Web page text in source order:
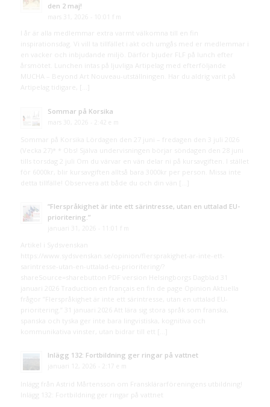
den 2 maj!
mars 31, 2026 - 10:01 f m
I år är alla medlemmar extra varmt välkomna till en fin
inspirationsdag. Vi vill ta tillfället i akt och umgås med er medlemmar i
en vacker och inbjudande miljö. Därför bjuder FLF på lunch efter
årsmötet. Lunchen intas på ljuvliga Artipelag med efterföljande
MUCHA – Beyond Art Nouveau-utställningen. Har du aldrig varit på
Artipelag tidigare, […]
Sommar på Korsika
mars 30, 2026 - 2:42 e m
Sommar på Korsika Lördagen den 27 juni – fredagen den 3 juli 2026
(Vecka 27)* * Obs! Själva undervisningen börjar söndagen den 28 juni
tills torsdag 2 juli Om du värvar en vän delar ni på kursavgiften. I stället
för 6000kr, blir kursavgiften alltså bara 3000kr per person. Missa inte
detta tillfälle! Observera att både du och din vän […]
”Flerspråkighet är inte ett särintresse, utan en uttalad EU-
prioritering.”
januari 31, 2026 - 11:01 f m
Artikel i Sydsvenskan
https://www.sydsvenskan.se/opinion/flersprakighet-ar-inte-ett-
sarintresse-utan-en-uttalad-eu-prioritering/?
shareSource=sharebutton PDF version Helsingborgs Dagblad 31
januari 2026 Traduction en français en fin de page Opinion Aktuella
frågor ”Flerspråkighet är inte ett särintresse, utan en uttalad EU-
prioritering.” 31 januari 2026 Att lära sig stora språk som franska,
spanska och tyska ger inte bara lingvistiska, kognitiva och
kommunikativa vinster, utan bidrar till ett […]
Inlägg 132: Fortbildning ger ringar på vattnet
januari 12, 2026 - 2:17 e m
Inlägg från Astrid Mårtensson om Fransklärarföreningens utbildning!
Inlägg 132: Fortbildning ger ringar på vattnet